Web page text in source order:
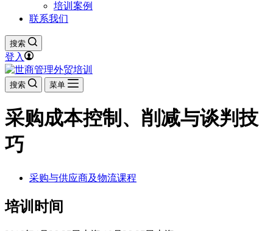
培训案例
联系我们
搜索
登入
搜索 菜单
采购成本控制、削减与谈判技
巧
采购与供应商及物流课程
培训时间